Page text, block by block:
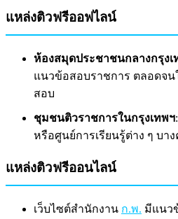
แหล่งติวฟรีออฟไลน์
ห้องสมุดประชาชนกลางกรุงเ
แนวข้อสอบราชการ ตลอดจน
สอบ
ชุมชนติวราชการในกรุงเทพฯ
หรือศูนย์การเรียนรู้ต่าง ๆ บา
แหล่งติวฟรีออนไลน์
เว็บไซต์สำนักงาน ก.พ. มีแนว